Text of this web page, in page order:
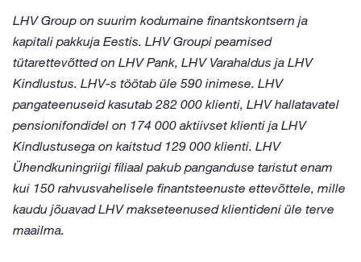
LHV Group on suurim kodumaine finantskontsern ja
kapitali pakkuja Eestis. LHV Groupi peamised
tütarettevõtted on LHV Pank, LHV Varahaldus ja LHV
Kindlustus. LHV-s töötab üle 590 inimese. LHV
pangateenuseid kasutab 282 000 klienti, LHV hallatavatel
pensionifondidel on 174 000 aktiivset klienti ja LHV
Kindlustusega on kaitstud 129 000 klienti. LHV
Ühendkuningriigi filiaal pakub panganduse taristut enam
kui 150 rahvusvahelisele finantsteenuste ettevõttele, mille
kaudu jõuavad LHV makseteenused klientideni üle terve
maailma.